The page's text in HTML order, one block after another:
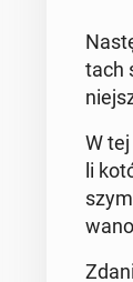
tach
W
li